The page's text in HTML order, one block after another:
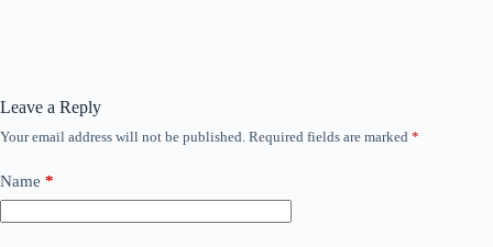
Leave a Reply
Your email address will not be published. Required fields are marked *
Name *